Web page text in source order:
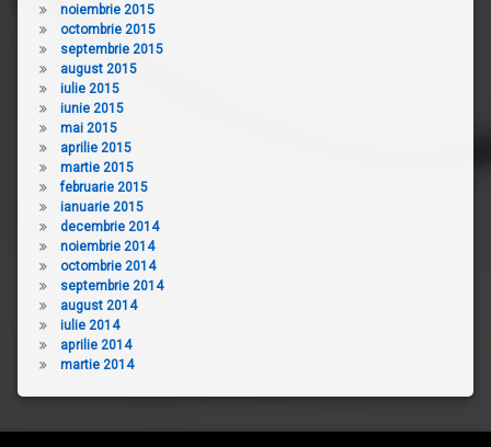
noiembrie 2015
octombrie 2015
septembrie 2015
august 2015
iulie 2015
iunie 2015
mai 2015
aprilie 2015
martie 2015
februarie 2015
ianuarie 2015
decembrie 2014
noiembrie 2014
octombrie 2014
septembrie 2014
august 2014
iulie 2014
aprilie 2014
martie 2014